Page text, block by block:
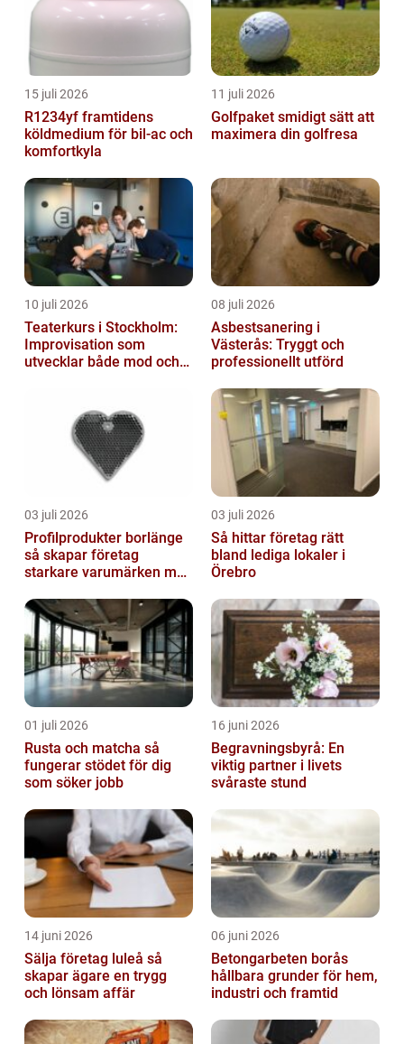
15 juli 2026
R1234yf framtidens
köldmedium för bil-ac och
komfortkyla
11 juli 2026
Golfpaket smidigt sätt att
maximera din golfresa
10 juli 2026
Teaterkurs i Stockholm:
Improvisation som
utvecklar både mod och
08 juli 2026
Asbestsanering i
Västerås: Tryggt och
professionellt utförd
03 juli 2026
Profilprodukter borlänge
så skapar företag
starkare varumärken med
03 juli 2026
Så hittar företag rätt
bland lediga lokaler i
Örebro
01 juli 2026
Rusta och matcha så
fungerar stödet för dig
som söker jobb
16 juni 2026
Begravningsbyrå: En
viktig partner i livets
svåraste stund
14 juni 2026
Sälja företag luleå så
skapar ägare en trygg
och lönsam affär
06 juni 2026
Betongarbeten borås
hållbara grunder för hem,
industri och framtid